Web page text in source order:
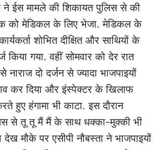
ईस मामले की शिकायत पुलिस से की
को मेडिकल के लिए भेजा. मेडिकल के
शोभित दीक्षित और साथियों के
किया गया. वहीं सोमवार को देर रात
नाराज दो दर्जन से ज्यादा भाजपाइयों
कर दिया और इंस्पेक्टर के खिलाफ
हुए हंगामा भी काटा. इस दौरान
से तू तू मैं मैं के साथ धक्का-मुक्की भी
मौके पर एसीपी नौबस्ता ने भाजपाइयों